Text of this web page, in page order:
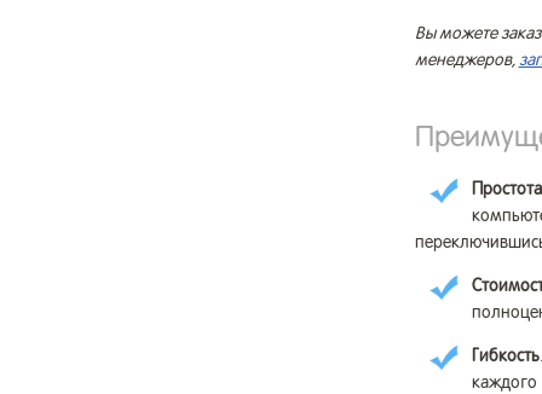
Вы можете
менеджеров,
Гибкость